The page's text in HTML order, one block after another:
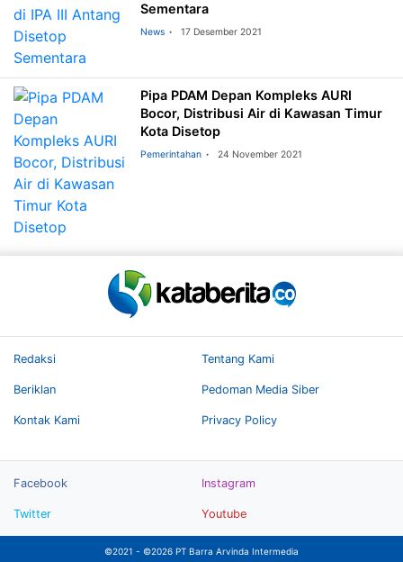
Sementara
News 17 Desember 2021
Pipa PDAM Depan Kompleks AURI
Bocor, Distribusi Air di Kawasan Timur
Kota Disetop
Pemerintahan 24 November 2021
Redaksi Tentang Kami
Beriklan Pedoman Media Siber
Kontak Kami Privacy Policy
Facebook Instagram
Twitter Youtube
©2021 - ©2026 PT Barra Arvinda Intermedia